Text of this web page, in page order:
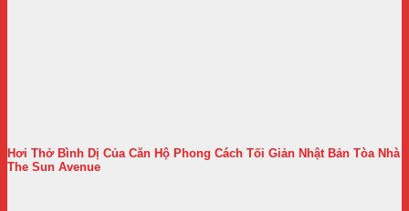
Hơi Thở Bình Dị Của Căn Hộ Phong Cách Tối Giản Nhật Bản Tòa Nhà
The Sun Avenue